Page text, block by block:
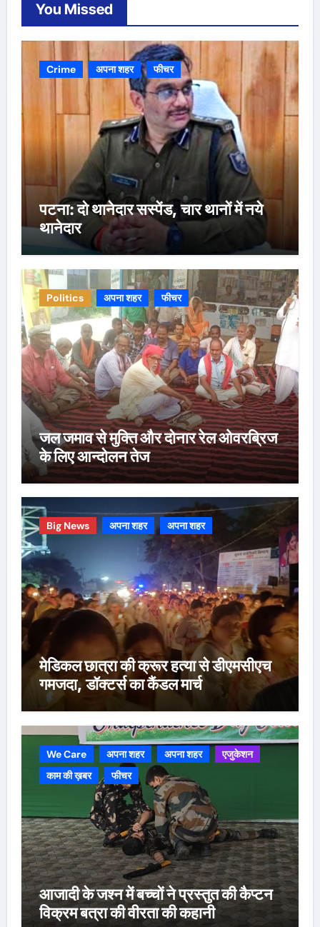
You Missed
Crime अपना शहर फीचर
पटना: दो थानेदार सस्पेंड, चार थानों में नये
थानेदार
Politics अपना शहर फीचर
जल जमाव से मुक्ति और दोनार रेल ओवरब्रिज
के लिए आन्दोलन तेज
Big News अपना शहर अपना शहर
मेडिकल छात्रा की क्रूर हत्या से डीएमसीएच
गमजदा, डॉक्टर्स का कैंडल मार्च
We Care अपना शहर अपना शहर
एजुकेशन
काम की ख़बर
फीचर
आजादी के जश्न में बच्चों ने प्रस्तुत की कैप्टन
विक्रम बत्रा की वीरता की कहानी